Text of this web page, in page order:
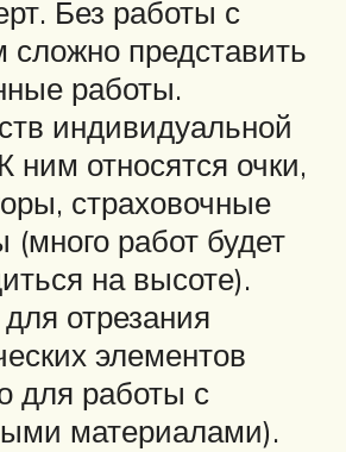
Без работы с
сложно представить
работы.
индивидуальной
ним относятся очки,
страховочные
(много работ будет
на высоте).
отрезания
элементов
для работы с
материалами).